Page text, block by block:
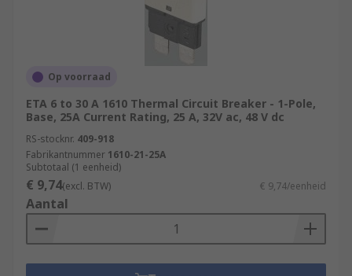
Op voorraad
ETA 6 to 30 A 1610 Thermal Circuit Breaker - 1-Pole,
Base, 25A Current Rating, 25 A, 32V ac, 48 V dc
RS-stocknr. 409-918
Fabrikantnummer 1610-21-25A
Subtotaal (1 eenheid)
€ 9,74(excl. BTW) € 9,74/eenheid
Aantal